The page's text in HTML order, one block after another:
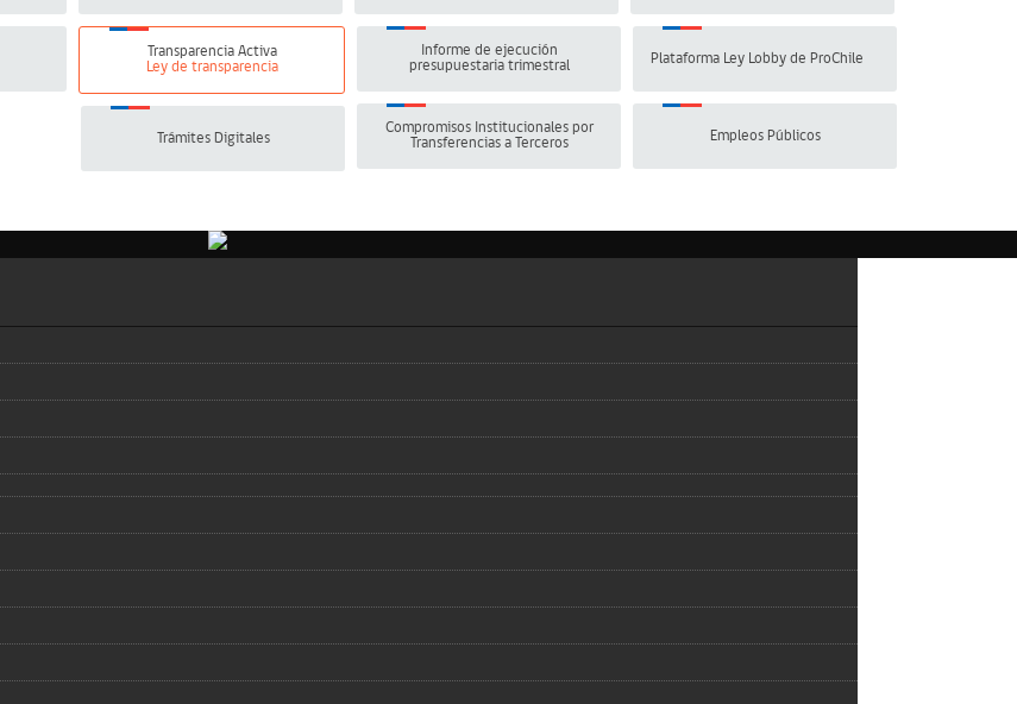
Transparencia Activa
Ley de transparencia
Informe de ejecución
presupuestaria trimestral
Plataforma Ley Lobby de ProChile
Empleos Públicos
Compromisos Institucionales por
Transferencias a Terceros
Trámites Digitales